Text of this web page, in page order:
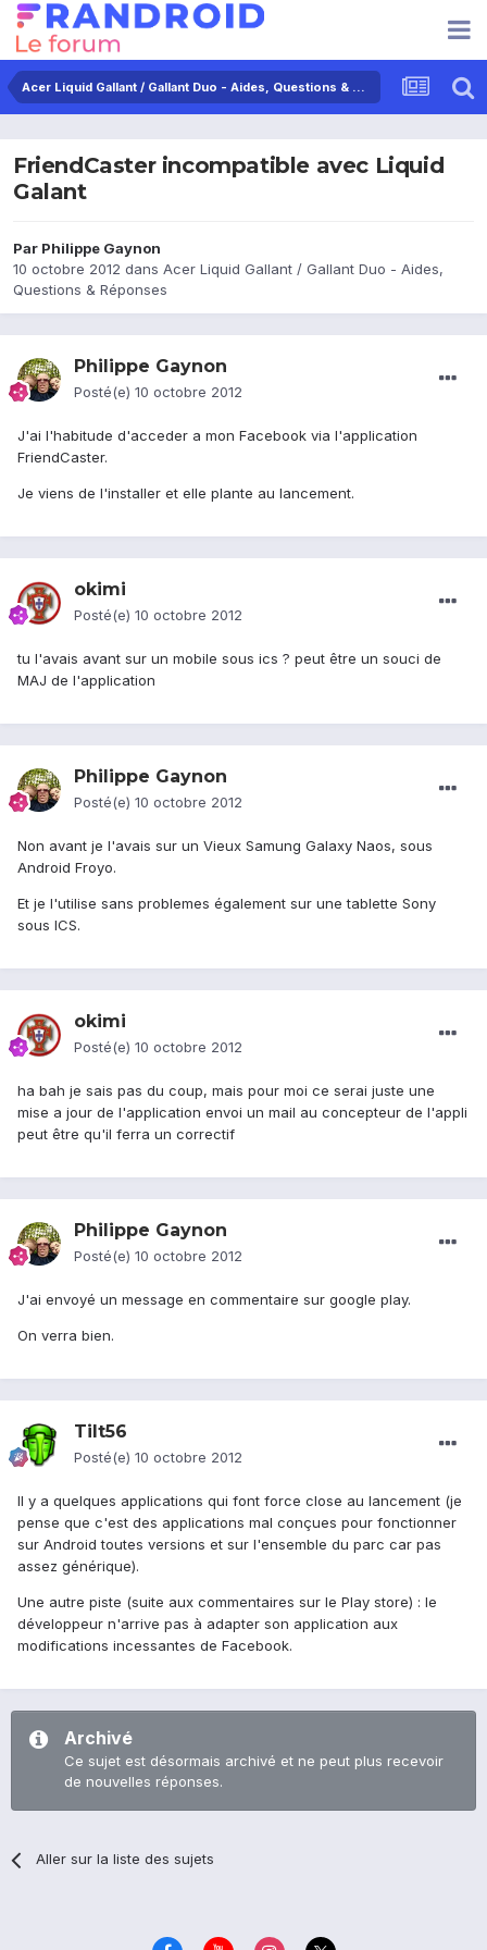
Acer Liquid Gallant / Gallant Duo - Aides, Questions & Réponses
FriendCaster incompatible avec Liquid
Galant
Par Philippe Gaynon
10 octobre 2012 dans Acer Liquid Gallant / Gallant Duo - Aides,
Questions & Réponses
Philippe Gaynon
Posté(e) 10 octobre 2012
J'ai l'habitude d'acceder a mon Facebook via l'application
FriendCaster.
Je viens de l'installer et elle plante au lancement.
okimi
Posté(e) 10 octobre 2012
tu l'avais avant sur un mobile sous ics ? peut être un souci de
MAJ de l'application
Philippe Gaynon
Posté(e) 10 octobre 2012
Non avant je l'avais sur un Vieux Samung Galaxy Naos, sous
Android Froyo.
Et je l'utilise sans problemes également sur une tablette Sony
sous ICS.
okimi
Posté(e) 10 octobre 2012
ha bah je sais pas du coup, mais pour moi ce serai juste une
mise a jour de l'application envoi un mail au concepteur de l'appli
peut être qu'il ferra un correctif
Philippe Gaynon
Posté(e) 10 octobre 2012
J'ai envoyé un message en commentaire sur google play.
On verra bien.
Tilt56
Posté(e) 10 octobre 2012
Il y a quelques applications qui font force close au lancement (je
pense que c'est des applications mal conçues pour fonctionner
sur Android toutes versions et sur l'ensemble du parc car pas
assez générique).
Une autre piste (suite aux commentaires sur le Play store) : le
développeur n'arrive pas à adapter son application aux
modifications incessantes de Facebook.
Archivé
Ce sujet est désormais archivé et ne peut plus recevoir
de nouvelles réponses.
Aller sur la liste des sujets